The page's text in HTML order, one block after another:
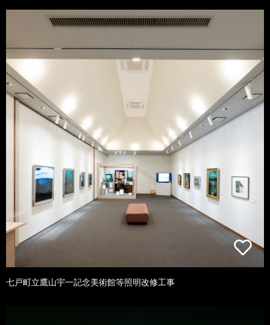
七戸町立鷹山宇一記念美術館等照明改修工事